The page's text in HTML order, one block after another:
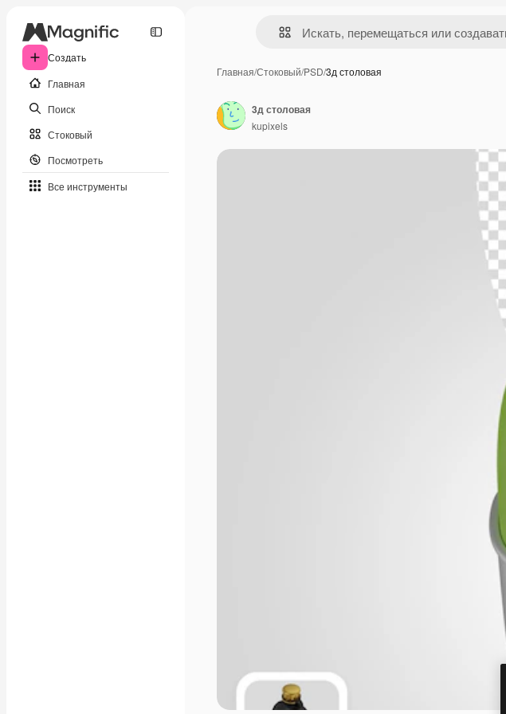
Создать
Главная
Поиск
Стоковый
Посмотреть
Все инструменты
Главная/Стоковый/PSD/3д столовая
3д столовая
kupixels